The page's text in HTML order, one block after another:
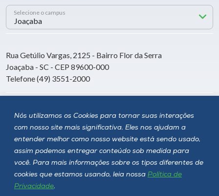
Nós utilizamos os Cookies para tornar suas interações
com nosso site mais significativa. Eles nos ajudam a
entender melhor como nosso website está sendo usado,
assim podemos entregar conteúdo sob medida para
você. Para mais informações sobre os tipos diferentes de
cookies que estamos usando, leia nossa Política de
Privacidade.
Selecione o campus
Rua Getúlio Vargas, 2125 - Bairro Flor da Serra
Joaçaba - SC - CEP 89600-000
Telefone (49) 3551-2000
Siga a Unoesc